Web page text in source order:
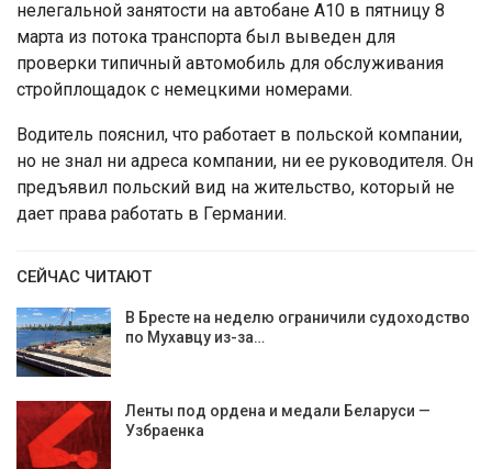
нелегальной занятости на автобане А10 в пятницу 8
марта из потока транспорта был выведен для
проверки типичный автомобиль для обслуживания
стройплощадок с немецкими номерами.
Водитель пояснил, что работает в польской компании,
но не знал ни адреса компании, ни ее руководителя. Он
предъявил польский вид на жительство, который не
дает права работать в Германии.
СЕЙЧАС ЧИТАЮТ
В Бресте на неделю ограничили судоходство
по Мухавцу из-за…
Ленты под ордена и медали Беларуси —
Узбраенка